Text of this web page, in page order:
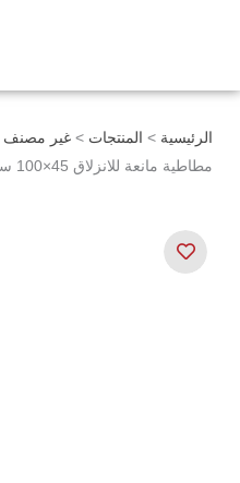
الرئيسية > المنتجات > غير مصنف
مطاطية مانعة للانزلاق 45×100 سم